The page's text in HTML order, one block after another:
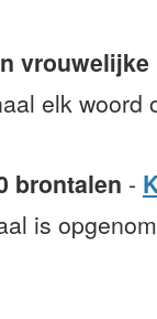
vrouwelijke
elk woord
brontalen -
is